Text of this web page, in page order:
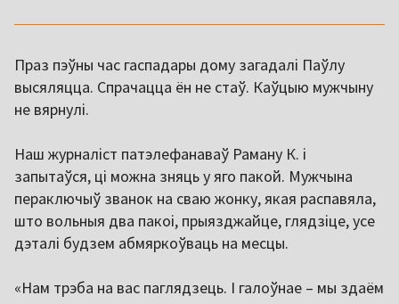
Праз пэўны час гаспадары дому загадалі Паўлу
высяляцца. Спрачацца ён не стаў. Каўцыю мужчыну
не вярнулі.
Наш журналіст патэлефанаваў Раману К. і
запытаўся, ці можна зняць у яго пакой. Мужчына
пераключыў званок на сваю жонку, якая распавяла,
што вольныя два пакоі, прыязджайце, глядзіце, усе
дэталі будзем абмяркоўваць на месцы.
«Нам трэба на вас паглядзець. І галоўнае – мы здаём